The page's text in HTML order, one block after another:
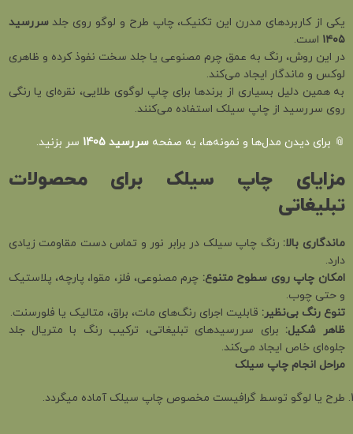
یکی از کاربردهای مدرن این تکنیک، چاپ طرح و لوگو روی جلدسررسید
۱۴۰۵ است.
در این روش، رنگ به عمق چرم مصنوعی یا جلد سخت نفوذ کرده و ظاهری
لوکس و ماندگار ایجاد می‌کند.
به همین دلیل بسیاری از برندها برای چاپ لوگوی طلایی، نقره‌ای یا رنگی
روی سررسید از چاپ سیلک استفاده می‌کنند.
📎 برای دیدن مدل‌ها و نمونه‌ها، به صفحهسررسید1405 سر بزنید.
مزایای چاپ سیلک برای محصولات
تبلیغاتی
ماندگاری بالا: رنگ چاپ سیلک در برابر نور و تماس دست مقاومت زیادی
دارد.
امکان چاپ روی سطوح متنوع: چرم مصنوعی، فلز، مقوا، پارچه، پلاستیک
و حتی چوب.
تنوع رنگ بی‌نظیر: قابلیت اجرای رنگ‌های مات، براق، متالیک یا فلورسنت.
ظاهر شکیل: برای سررسیدهای تبلیغاتی، ترکیب رنگ با متریال جلد
جلوه‌ای خاص ایجاد می‌کند.
مراحل انجام چاپ سیلک
طرح یا لوگو توسط گرافیست مخصوص چاپ سیلک آماده میگردد.